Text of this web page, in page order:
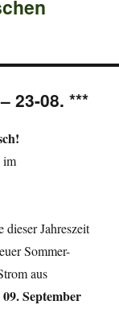
23-08. ***
im
dieser Jahreszeit
Sommer-
aus
September